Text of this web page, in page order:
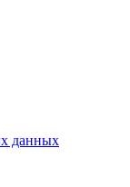
данных